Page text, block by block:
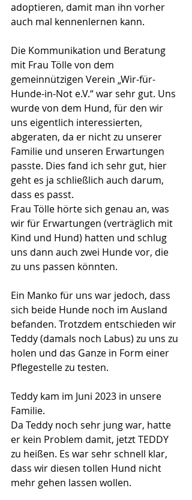
adoptieren, damit man ihn vorher
auch mal kennenlernen kann.
Die Kommunikation und Beratung
mit Frau Tölle von dem
gemeinnützigen Verein „Wir-für-
Hunde-in-Not e.V.“ war sehr gut. Uns
wurde von dem Hund, für den wir
uns eigentlich interessierten,
abgeraten, da er nicht zu unserer
Familie und unseren Erwartungen
passte. Dies fand ich sehr gut, hier
geht es ja schließlich auch darum,
dass es passt.
Frau Tölle hörte sich genau an, was
wir für Erwartungen (verträglich mit
Kind und Hund) hatten und schlug
uns dann auch zwei Hunde vor, die
zu uns passen könnten.
Ein Manko für uns war jedoch, dass
sich beide Hunde noch im Ausland
befanden. Trotzdem entschieden wir
Teddy (damals noch Labus) zu uns zu
holen und das Ganze in Form einer
Pflegestelle zu testen.
Teddy kam im Juni 2023 in unsere
Familie.
Da Teddy noch sehr jung war, hatte
er kein Problem damit, jetzt TEDDY
zu heißen. Es war sehr schnell klar,
dass wir diesen tollen Hund nicht
mehr gehen lassen wollen.